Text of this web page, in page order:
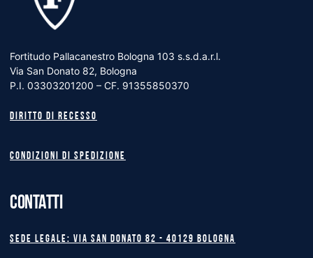
Fortitudo Pallacanestro Bologna 103 s.s.d.a.r.l.
Via San Donato 82, Bologna
P.I. 03303201200 – CF. 91355850370
Diritto di recesso
Condizioni di spedizione
CONTATTI
Sede legale: Via San Donato 82 - 40129 BOLOGNA